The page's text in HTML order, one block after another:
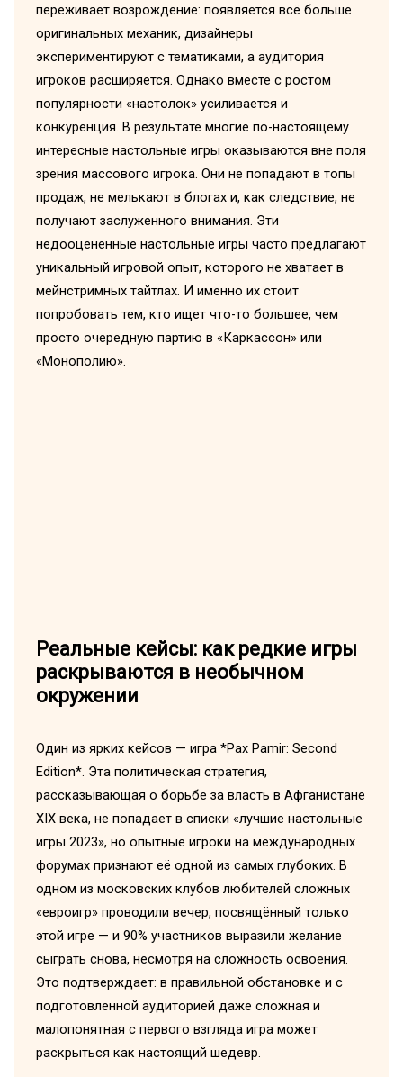
переживает возрождение: появляется всё больше
оригинальных механик, дизайнеры
экспериментируют с тематиками, а аудитория
игроков расширяется. Однако вместе с ростом
популярности «настолок» усиливается и
конкуренция. В результате многие по-настоящему
интересные настольные игры оказываются вне поля
зрения массового игрока. Они не попадают в топы
продаж, не мелькают в блогах и, как следствие, не
получают заслуженного внимания. Эти
недооцененные настольные игры часто предлагают
уникальный игровой опыт, которого не хватает в
мейнстримных тайтлах. И именно их стоит
попробовать тем, кто ищет что-то большее, чем
просто очередную партию в «Каркассон» или
«Монополию».
Реальные кейсы: как редкие игры
раскрываются в необычном
окружении
Один из ярких кейсов — игра *Pax Pamir: Second
Edition*. Эта политическая стратегия,
рассказывающая о борьбе за власть в Афганистане
XIX века, не попадает в списки «лучшие настольные
игры 2023», но опытные игроки на международных
форумах признают её одной из самых глубоких. В
одном из московских клубов любителей сложных
«евроигр» проводили вечер, посвящённый только
этой игре — и 90% участников выразили желание
сыграть снова, несмотря на сложность освоения.
Это подтверждает: в правильной обстановке и с
подготовленной аудиторией даже сложная и
малопонятная с первого взгляда игра может
раскрыться как настоящий шедевр.